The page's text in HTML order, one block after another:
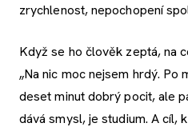
zrychlenost, nepochopení
Když se ho člověk zeptá, na
„Na nic moc nejsem hrdý. Po
deset minut dobrý pocit, ale
dává smysl, je studium. A cíl,